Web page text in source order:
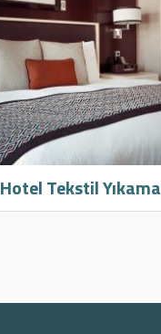
Hotel Tekstil Yıkama